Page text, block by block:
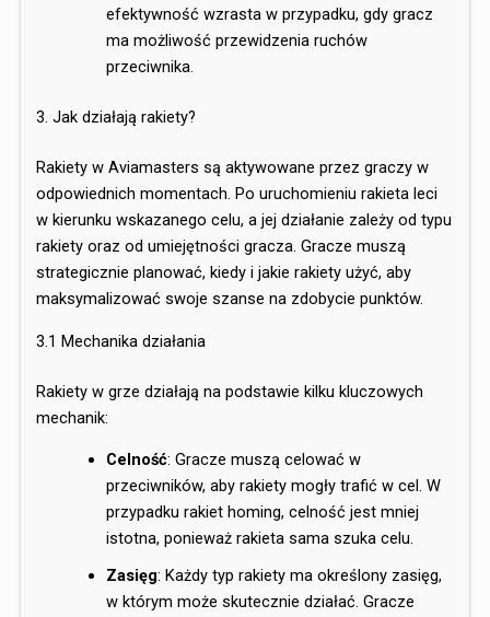
efektywność wzrasta w przypadku, gdy gracz
ma możliwość przewidzenia ruchów
przeciwnika.
3. Jak działają rakiety?
Rakiety w Aviamasters są aktywowane przez graczy w
odpowiednich momentach. Po uruchomieniu rakieta leci
w kierunku wskazanego celu, a jej działanie zależy od typu
rakiety oraz od umiejętności gracza. Gracze muszą
strategicznie planować, kiedy i jakie rakiety użyć, aby
maksymalizować swoje szanse na zdobycie punktów.
3.1 Mechanika działania
Rakiety w grze działają na podstawie kilku kluczowych
mechanik:
Celność: Gracze muszą celować w
przeciwników, aby rakiety mogły trafić w cel. W
przypadku rakiet homing, celność jest mniej
istotna, ponieważ rakieta sama szuka celu.
Zasięg: Każdy typ rakiety ma określony zasięg,
w którym może skutecznie działać. Gracze